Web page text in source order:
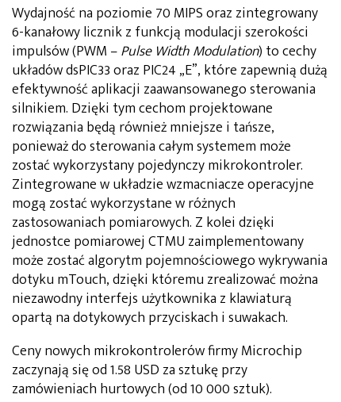
Wydajność na poziomie 70 MIPS oraz zintegrowany
6-kanałowy licznik z funkcją modulacji szerokości
impulsów (PWM –Pulse Width Modulation) to cechy
układów dsPIC33 oraz PIC24 „E”, które zapewnią dużą
efektywność aplikacji zaawansowanego sterowania
silnikiem. Dzięki tym cechom projektowane
rozwiązania będą również mniejsze i tańsze,
ponieważ do sterowania całym systemem może
zostać wykorzystany pojedynczy mikrokontroler.
Zintegrowane w układzie wzmacniacze operacyjne
mogą zostać wykorzystane w różnych
zastosowaniach pomiarowych. Z kolei dzięki
jednostce pomiarowej CTMU zaimplementowany
może zostać algorytm pojemnościowego wykrywania
dotyku mTouch, dzięki któremu zrealizować można
niezawodny interfejs użytkownika z klawiaturą
opartą na dotykowych przyciskach i suwakach.
Ceny nowych mikrokontrolerów firmy Microchip
zaczynają się od 1.58 USD za sztukę przy
zamówieniach hurtowych (od 10 000 sztuk).